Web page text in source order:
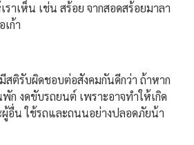
าเห็น เช่น สร้อย จากสอดสร้อยมาลา
เก้า
บผิดชอบต่อสังคมกันดีกว่า ถ้าหาก
ก งดขับรถยนต์ เพราะอาจทำให้เกิด
อื่น ใช้รถและถนนอย่างปลอดภัยน้า